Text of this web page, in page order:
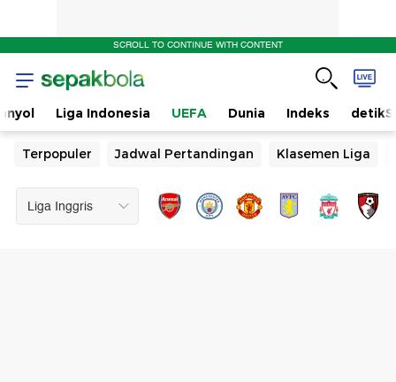
SCROLL TO CONTINUE WITH CONTENT
Liga Indonesia UEFA Dunia Indeks
Terpopuler Jadwal Pertandingan Klasemen Liga